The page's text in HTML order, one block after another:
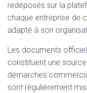
redéposés sur la
chaque entreprise de
adapté à son
Les documents
constituent une
démarches
sont régulièrement